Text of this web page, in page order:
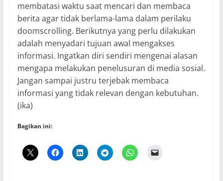
membatasi waktu saat mencari dan membaca
berita agar tidak berlama-lama dalam perilaku
doomscrolling. Berikutnya yang perlu dilakukan
adalah menyadari tujuan awal mengakses
informasi. Ingatkan diri sendiri mengenai alasan
mengapa melakukan penelusuran di media sosial.
Jangan sampai justru terjebak membaca
informasi yang tidak relevan dengan kebutuhan.
(ika)
Bagikan ini: